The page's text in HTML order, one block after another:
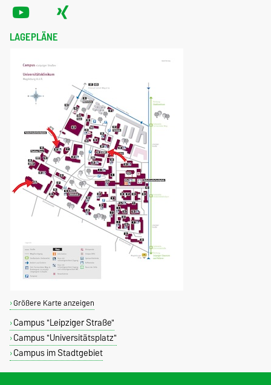
LAGEPLÄNE
Größere Karte anzeigen
Campus "Leipziger Straße"
Campus "Universitätsplatz"
Campus im Stadtgebiet